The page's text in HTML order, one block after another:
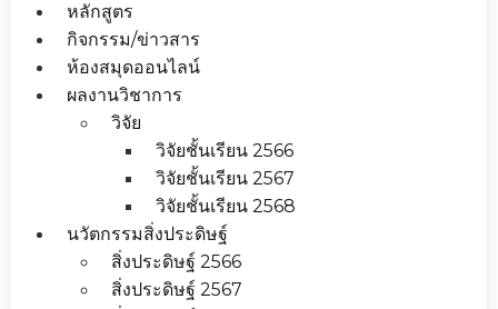
หลักสูตร
กิจกรรม/ข่าวสาร
ห้องสมุดออนไลน์
ผลงานวิชาการ
วิจัย
วิจัยชั้นเรียน 2566
วิจัยชั้นเรียน 2567
วิจัยชั้นเรียน 2568
นวัตกรรมสิ่งประดิษฐ์
สิ่งประดิษฐ์ 2566
สิ่งประดิษฐ์ 2567